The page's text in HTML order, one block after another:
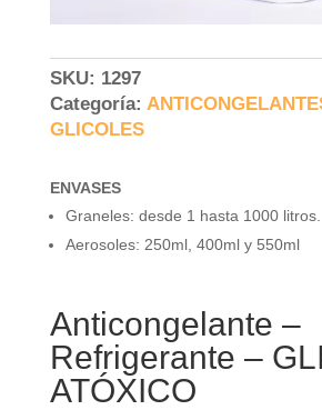
SKU: 1297
Categoría:
GLICOLES
ENVASES
Graneles: desde 1 hasta 1000 litros.
Aerosoles: 250ml, 400ml y 550ml
Anticongelante –
Refrigerante –
ATÓXICO